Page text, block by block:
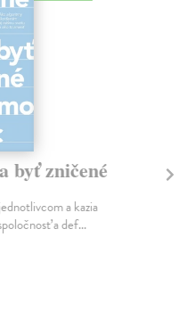
byť zničené
a kazia
a def...